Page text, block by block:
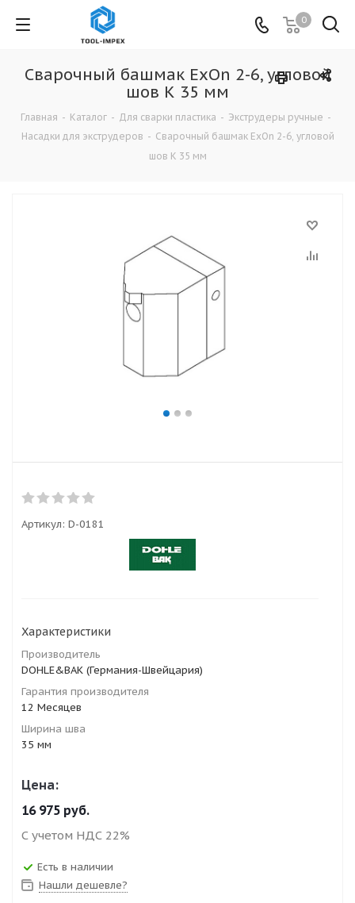
0
Сварочный башмак ExOn 2-6, угловой
шов К 35 мм
Главная - Каталог - Для сварки пластика - Экструдеры ручные -
Насадки для экструдеров - Сварочный башмак ExOn 2-6, угловой
шов К 35 мм
Артикул: D-0181
Характеристики
Производитель
DOHLE&BAK (Германия-Швейцария)
Гарантия производителя
12 Месяцев
Ширина шва
35 мм
Цена:
16 975 руб.
С учетом НДС 22%
Есть в наличии
Нашли дешевле?